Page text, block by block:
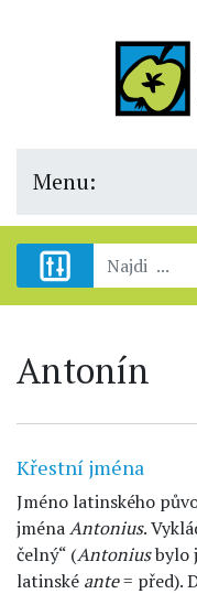
Menu:
Antonín
Křestní jména
Jméno latinského
jménaAntonius.
čelný“ (Antoniusbylo
latinské ante= před).